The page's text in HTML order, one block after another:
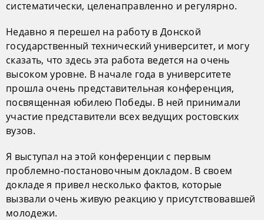
систематически, целенаправленно и регулярно.
Недавно я перешел на работу в Донской
государственный технический университет, и могу
сказать, что здесь эта работа ведется на очень
высоком уровне. В начале года в университете
прошла очень представительная конференция,
посвященная юбилею Победы. В ней принимали
участие представители всех ведущих ростовских
вузов.
Я выступал на этой конференции с первым
проблемно-постановочным докладом. В своем
докладе я привел несколько фактов, которые
вызвали очень живую реакцию у присутствовавшей
молодежи.